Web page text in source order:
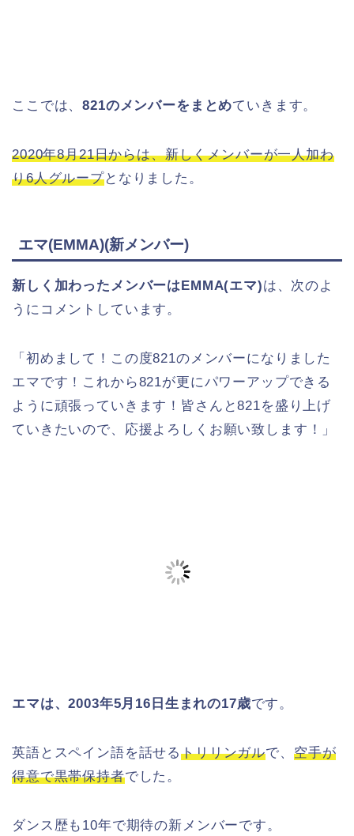
ここでは、821のメンバーをまとめていきます。
2020年8月21日からは、新しくメンバーが一人加わ
り6人グループとなりました。
エマ(EMMA)(新メンバー)
新しく加わったメンバーはEMMA(エマ)は、次のよ
うにコメントしています。
「初めまして！この度821のメンバーになりました
エマです！これから821が更にパワーアップできる
ように頑張っていきます！皆さんと821を盛り上げ
ていきたいので、応援よろしくお願い致します！」
エマは、2003年5月16日生まれの17歳です。
英語とスペイン語を話せるトリリンガルで、 空手が
得意で黒帯保持者でした。
ダンス歴も10年で期待の新メンバーです。